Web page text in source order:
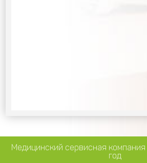
Медицинский сервисная компания
год